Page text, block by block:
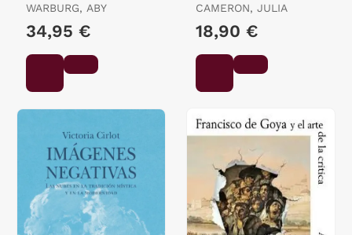
WARBURG, ABY
34,95 €
CAMERON, JULIA
18,90 €